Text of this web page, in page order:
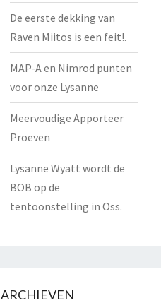
De eerste dekking van
Raven Miitos is een feit!.
MAP-A en Nimrod punten
voor onze Lysanne
Meervoudige Apporteer
Proeven
Lysanne Wyatt wordt de
BOB op de
tentoonstelling in Oss.
ARCHIEVEN